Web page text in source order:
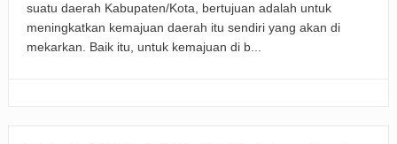
suatu daerah Kabupaten/Kota, bertujuan adalah untuk
meningkatkan kemajuan daerah itu sendiri yang akan di
mekarkan. Baik itu, untuk kemajuan di b...